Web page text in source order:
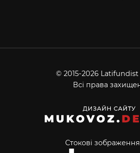
© 2015-2026
Всі права
Стокові зображення